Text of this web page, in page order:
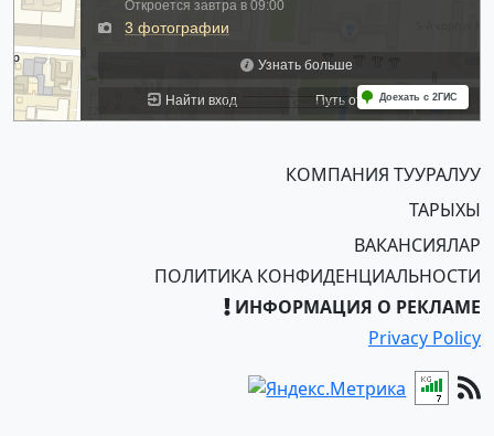
КОМПАНИЯ ТУУРАЛУУ
ТАРЫХЫ
ВАКАНСИЯЛАР
ПОЛИТИКА КОНФИДЕНЦИАЛЬНОСТИ
ИНФОРМАЦИЯ О РЕКЛАМЕ
Privacy Policy